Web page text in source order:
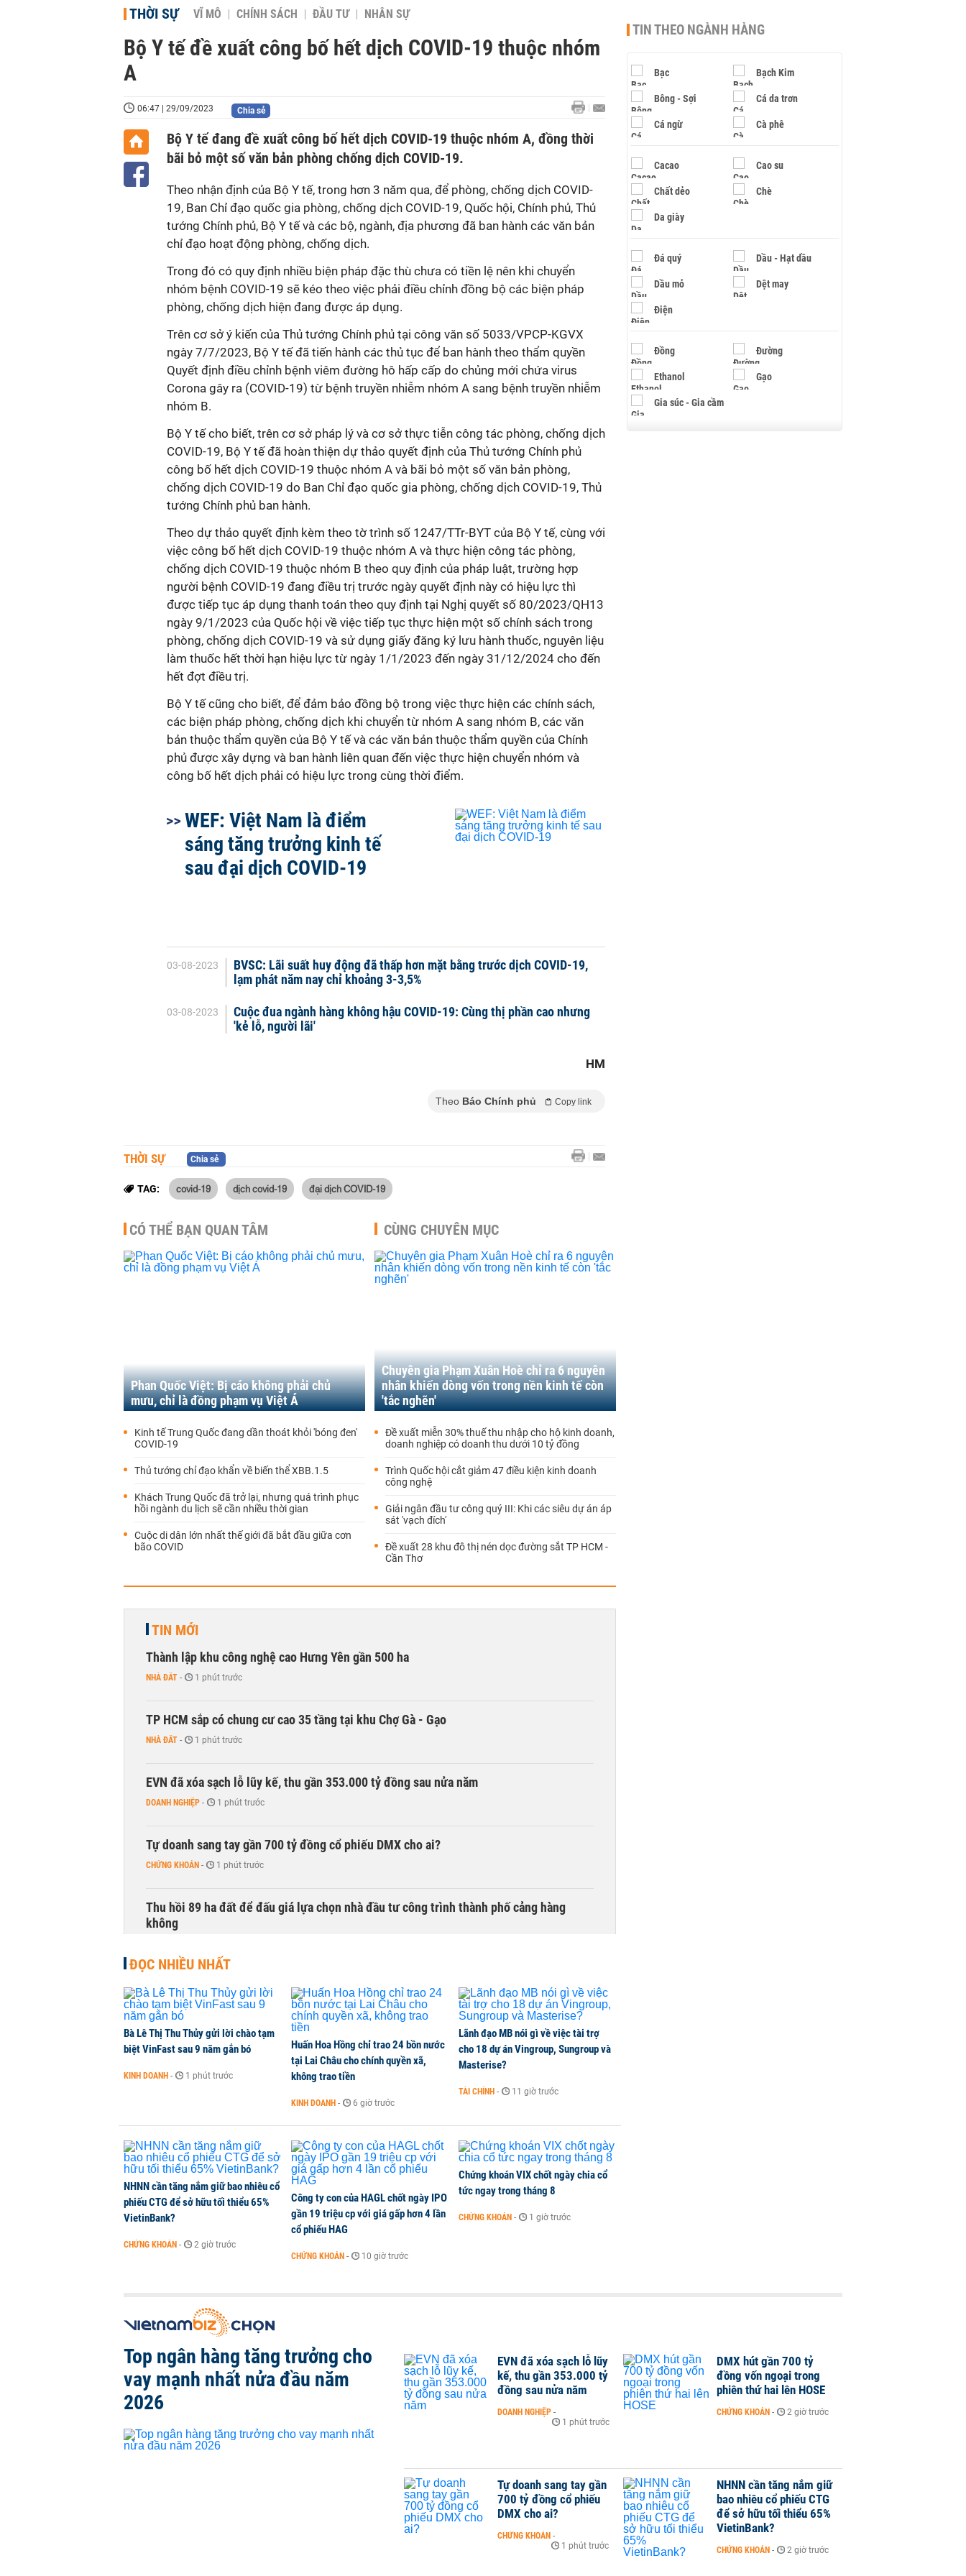
THỜI SỰ VĨ MÔ CHÍNH SÁCH ĐẦU TƯ NHÂN SỰ
Bộ Y tế đề xuất công bố hết dịch COVID-19 thuộc nhóm
A
06:47 | 29/09/2023 Chia sẻ
Bộ Y tế đang đề xuất công bố hết dịch COVID-19 thuộc nhóm A, đồng thời
bãi bỏ một số văn bản phòng chống dịch COVID-19.
Theo nhận định của Bộ Y tế, trong hơn 3 năm qua, để phòng, chống dịch COVID-
19, Ban Chỉ đạo quốc gia phòng, chống dịch COVID-19, Quốc hội, Chính phủ, Thủ
tướng Chính phủ, Bộ Y tế và các bộ, ngành, địa phương đã ban hành các văn bản
chỉ đạo hoạt động phòng, chống dịch.
Trong đó có quy định nhiều biện pháp đặc thù chưa có tiền lệ nên khi chuyển
nhóm bệnh COVID-19 sẽ kéo theo việc phải điều chỉnh đồng bộ các biện pháp
phòng, chống dịch hiện đang được áp dụng.
Trên cơ sở ý kiến của Thủ tướng Chính phủ tại công văn số 5033/VPCP-KGVX
ngày 7/7/2023, Bộ Y tế đã tiến hành các thủ tục để ban hành theo thẩm quyền
Quyết định điều chỉnh bệnh viêm đường hô hấp cấp do chủng mới chứa virus
Corona gây ra (COVID-19) từ bệnh truyền nhiễm nhóm A sang bệnh truyền nhiễm
nhóm B.
Bộ Y tế cho biết, trên cơ sở pháp lý và cơ sở thực tiễn công tác phòng, chống dịch
COVID-19, Bộ Y tế đã hoàn thiện dự thảo quyết định của Thủ tướng Chính phủ
công bố hết dịch COVID-19 thuộc nhóm A và bãi bỏ một số văn bản phòng,
chống dịch COVID-19 do Ban Chỉ đạo quốc gia phòng, chống dịch COVID-19, Thủ
tướng Chính phủ ban hành.
Theo dự thảo quyết định kèm theo tờ trình số 1247/TTr-BYT của Bộ Y tế, cùng với
việc công bố hết dịch COVID-19 thuộc nhóm A và thực hiện công tác phòng,
chống dịch COVID-19 thuộc nhóm B theo quy định của pháp luật, trường hợp
người bệnh COVID-19 đang điều trị trước ngày quyết định này có hiệu lực thì
được tiếp tục áp dụng thanh toán theo quy định tại Nghị quyết số 80/2023/QH13
ngày 9/1/2023 của Quốc hội về việc tiếp tục thực hiện một số chính sách trong
phòng, chống dịch COVID-19 và sử dụng giấy đăng ký lưu hành thuốc, nguyên liệu
làm thuốc hết thời hạn hiệu lực từ ngày 1/1/2023 đến ngày 31/12/2024 cho đến
hết đợt điều trị.
Bộ Y tế cũng cho biết, để đảm bảo đồng bộ trong việc thực hiện các chính sách,
các biện pháp phòng, chống dịch khi chuyển từ nhóm A sang nhóm B, các văn
bản thuộc thẩm quyền của Bộ Y tế và các văn bản thuộc thẩm quyền của Chính
phủ được xây dựng và ban hành liên quan đến việc thực hiện chuyển nhóm và
công bố hết dịch phải có hiệu lực trong cùng thời điểm.
WEF: Việt Nam là điểm
sáng tăng trưởng kinh tế
sau đại dịch COVID-19
03-08-2023
BVSC: Lãi suất huy động đã thấp hơn mặt bằng trước dịch COVID-19,
lạm phát năm nay chỉ khoảng 3-3,5%
03-08-2023
Cuộc đua ngành hàng không hậu COVID-19: Cùng thị phần cao nhưng
'kẻ lỗ, người lãi'
HM
Theo Báo Chính phủ Copy link
THỜI SỰ Chia sẻ
TAG: covid-19 dịch covid-19 đại dịch COVID-19
CÓ THỂ BẠN QUAN TÂM
Phan Quốc Việt: Bị cáo không phải chủ
mưu, chỉ là đồng phạm vụ Việt Á
Kinh tế Trung Quốc đang dần thoát khỏi 'bóng đen'
COVID-19
Thủ tướng chỉ đạo khẩn về biến thể XBB.1.5
Khách Trung Quốc đã trở lại, nhưng quá trình phục
hồi ngành du lịch sẽ cần nhiều thời gian
Cuộc di dân lớn nhất thế giới đã bắt đầu giữa cơn
bão COVID
CÙNG CHUYÊN MỤC
Chuyên gia Phạm Xuân Hoè chỉ ra 6 nguyên
nhân khiến dòng vốn trong nền kinh tế còn
'tắc nghẽn'
Đề xuất miễn 30% thuế thu nhập cho hộ kinh doanh,
doanh nghiệp có doanh thu dưới 10 tỷ đồng
Trình Quốc hội cắt giảm 47 điều kiện kinh doanh
công nghệ
Giải ngân đầu tư công quý III: Khi các siêu dự án áp
sát 'vạch đích'
Đề xuất 28 khu đô thị nén dọc đường sắt TP HCM -
Cần Thơ
TIN MỚI
Thành lập khu công nghệ cao Hưng Yên gần 500 ha
NHÀ ĐẤT - 1 phút trước
TP HCM sắp có chung cư cao 35 tầng tại khu Chợ Gà - Gạo
NHÀ ĐẤT - 1 phút trước
EVN đã xóa sạch lỗ lũy kế, thu gần 353.000 tỷ đồng sau nửa năm
DOANH NGHIỆP - 1 phút trước
Tự doanh sang tay gần 700 tỷ đồng cổ phiếu DMX cho ai?
CHỨNG KHOÁN - 1 phút trước
Thu hồi 89 ha đất để đấu giá lựa chọn nhà đầu tư công trình thành phố cảng hàng
không
Dòng tiền ngoại bất ngờ trở lại TTCK, ai đã mua vào?
CHỨNG KHOÁN 1 phút trước
Kiến nghị đưa người bán hàng online, lao động công trình đóng BHXH bắt buộc
TikToker Khánh Sky, Vua Quạt, Hồ Văn Khoa bị khởi tố
ĐỌC NHIỀU NHẤT
Bà Lê Thị Thu Thủy gửi lời chào tạm
biệt VinFast sau 9 năm gắn bó
KINH DOANH - 1 phút trước
Huấn Hoa Hồng chỉ trao 24 bồn nước
tại Lai Châu cho chính quyền xã,
không trao tiền
KINH DOANH - 6 giờ trước
Lãnh đạo MB nói gì về việc tài trợ
cho 18 dự án Vingroup, Sungroup và
Masterise?
TÀI CHÍNH - 11 giờ trước
NHNN cần tăng nắm giữ bao nhiêu cổ
phiếu CTG để sở hữu tối thiểu 65%
VietinBank?
CHỨNG KHOÁN - 2 giờ trước
Công ty con của HAGL chốt ngày IPO
gần 19 triệu cp với giá gấp hơn 4 lần
cổ phiếu HAG
CHỨNG KHOÁN - 10 giờ trước
Chứng khoán VIX chốt ngày chia cổ
tức ngay trong tháng 8
CHỨNG KHOÁN - 1 giờ trước
TIN THEO NGÀNH HÀNG
Bạc Bạch Kim
Bông - Sợi Cá da trơn
Cá ngừ Cà phê
Cacao Cao su
Chất dẻo Chè
Da giày
Đá quý Dầu - Hạt dầu
Dầu mỏ Dệt may
Điện
Đồng Đường
Ethanol Gạo
Gia súc - Gia cầm
Top ngân hàng tăng trưởng cho
vay mạnh nhất nửa đầu năm
2026
EVN đã xóa sạch lỗ lũy
kế, thu gần 353.000 tỷ
đồng sau nửa năm
DOANH NGHIỆP -
1 phút trước
DMX hút gần 700 tỷ
đồng vốn ngoại trong
phiên thứ hai lên HOSE
CHỨNG KHOÁN - 2 giờ trước
Tự doanh sang tay gần
700 tỷ đồng cổ phiếu
DMX cho ai?
CHỨNG KHOÁN -
1 phút trước
NHNN cần tăng nắm giữ
bao nhiêu cổ phiếu CTG
để sở hữu tối thiểu 65%
VietinBank?
CHỨNG KHOÁN - 2 giờ trước